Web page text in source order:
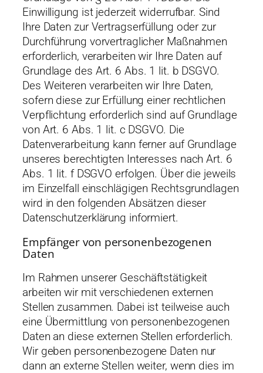
Einwilligung ist jederzeit widerrufbar. Sind
Ihre Daten zur Vertragserfüllung oder zur
Durchführung vorvertraglicher Maßnahmen
erforderlich, verarbeiten wir Ihre Daten auf
Grundlage des Art. 6 Abs. 1 lit. b DSGVO.
Des Weiteren verarbeiten wir Ihre Daten,
sofern diese zur Erfüllung einer rechtlichen
Verpflichtung erforderlich sind auf Grundlage
von Art. 6 Abs. 1 lit. c DSGVO. Die
Datenverarbeitung kann ferner auf Grundlage
unseres berechtigten Interesses nach Art. 6
Abs. 1 lit. f DSGVO erfolgen. Über die jeweils
im Einzelfall einschlägigen Rechtsgrundlagen
wird in den folgenden Absätzen dieser
Datenschutzerklärung informiert.
Empfänger von personenbezogenen
Daten
Im Rahmen unserer Geschäftstätigkeit
arbeiten wir mit verschiedenen externen
Stellen zusammen. Dabei ist teilweise auch
eine Übermittlung von personenbezogenen
Daten an diese externen Stellen erforderlich.
Wir geben personenbezogene Daten nur
dann an externe Stellen weiter, wenn dies im